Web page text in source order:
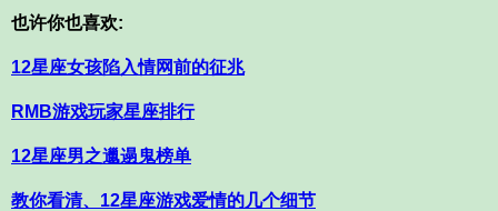
也许你也喜欢:
12星座女孩陷入情网前的征兆
RMB游戏玩家星座排行
12星座男之邋遢鬼榜单
教你看清、12星座游戏爱情的几个细节